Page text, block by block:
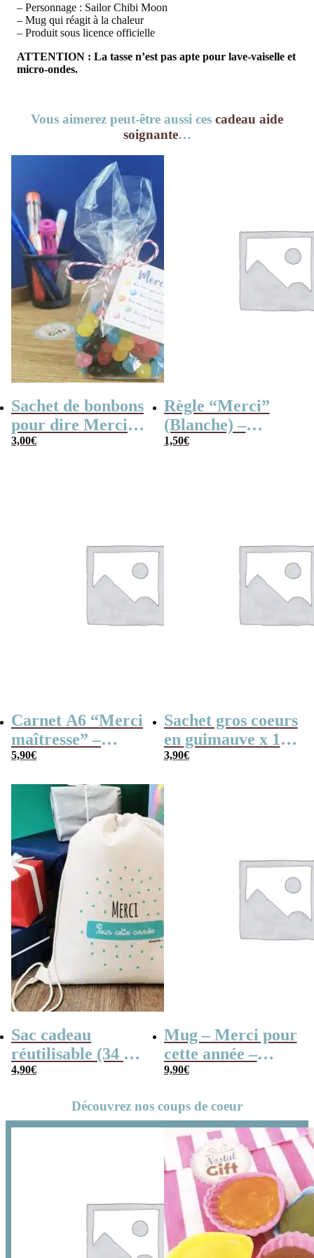
– Personnage : Sailor Chibi Moon
– Mug qui réagit à la chaleur
– Produit sous licence officielle
ATTENTION : La tasse n’est pas apte pour lave-vaiselle et
micro-ondes.
Vous aimerez peut-être aussi ces cadeau aide
soignante…
Sachet de bonbons
pour dire Merci –
Dragibus
3,00€
Règle “Merci”
(Blanche) –
Cadeau maîtresse
1,50€
Carnet A6 “Merci
maîtresse” –
Cadeau maîtresse,
5,90€
Sachet gros coeurs
en guimauve x 15
– “Merci” –
3,90€
Sac cadeau
réutilisable (34 x
42 x cm) et sa
pour cette année
4,90€
Mug – Merci pour
cette année –
Collection “Dessin
9,90€
Découvrez nos coups de coeur